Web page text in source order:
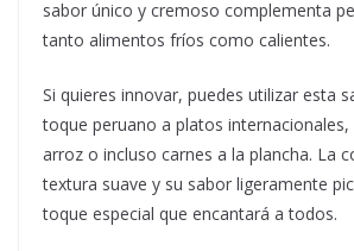
sabor único y cremoso complementa
tanto alimentos fríos como calientes.
Si quieres innovar, puedes utilizar esta
toque peruano a platos
arroz o incluso carnes a la plancha. La
textura suave y su sabor ligeramente
toque especial que encantará a todos.